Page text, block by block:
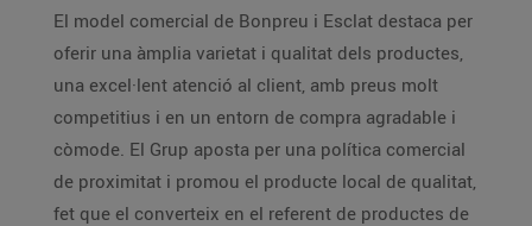
El model comercial de Bonpreu i Esclat destaca per
oferir una àmplia varietat i qualitat dels productes,
una excel·lent atenció al client, amb preus molt
competitius i en un entorn de compra agradable i
còmode. El Grup aposta per una política comercial
de proximitat i promou el producte local de qualitat,
fet que el converteix en el referent de productes de